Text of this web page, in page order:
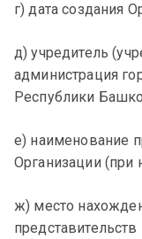
г) дата создания
д) учредитель
администрация
Республики
е) наименование
Организации (при
ж) место